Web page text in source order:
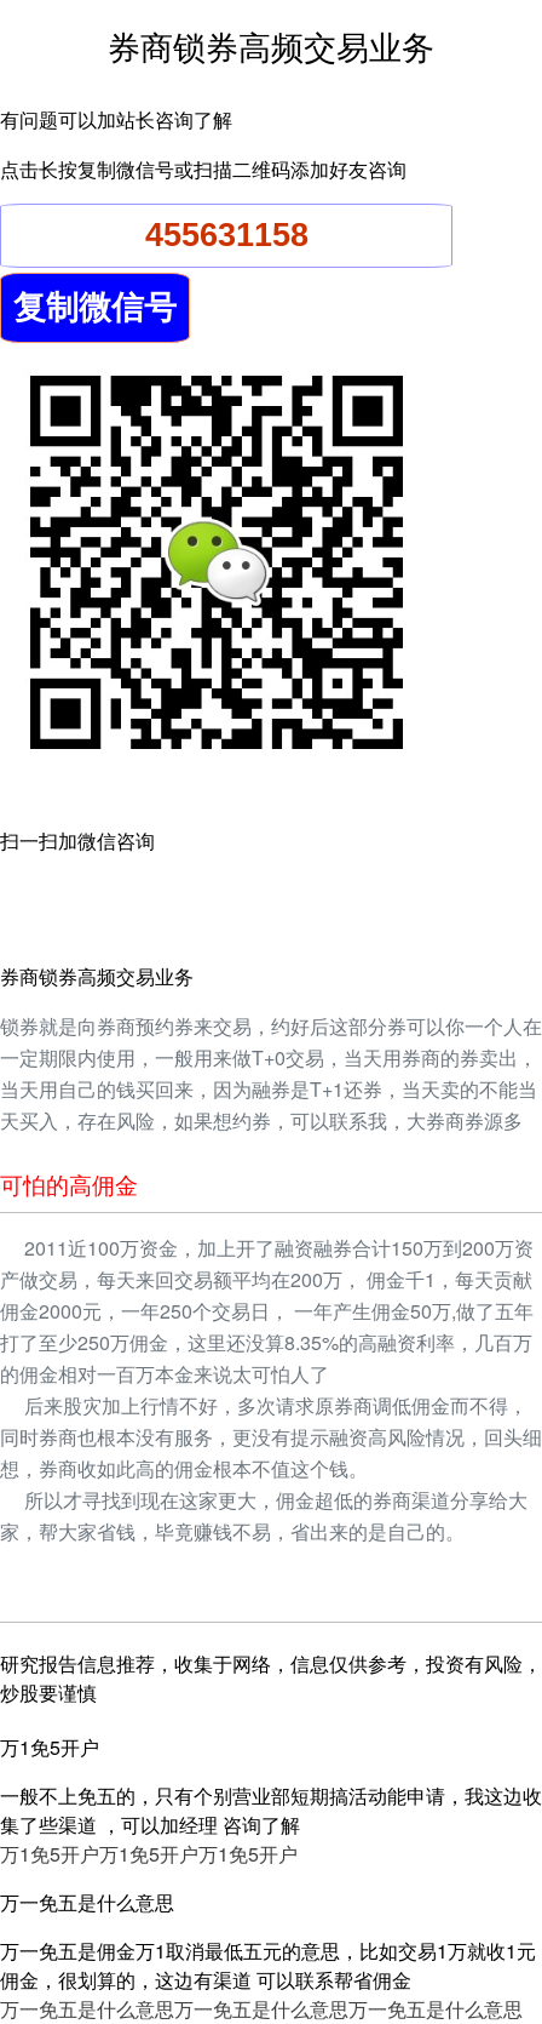
券商锁券高频交易业务
有问题可以加站长咨询了解
点击长按复制微信号或扫描二维码添加好友咨询
扫一扫加微信咨询
券商锁券高频交易业务
锁券就是向券商预约券来交易，约好后这部分券可以你一个人在
一定期限内使用，一般用来做T+0交易，当天用券商的券卖出，
当天用自己的钱买回来，因为融券是T+1还券，当天卖的不能当
天买入，存在风险，如果想约券，可以联系我，大券商券源多
可怕的高佣金
2011近100万资金，加上开了融资融券合计150万到200万资
产做交易，每天来回交易额平均在200万， 佣金千1，每天贡献
佣金2000元，一年250个交易日， 一年产生佣金50万,做了五年
打了至少250万佣金，这里还没算8.35%的高融资利率，几百万
的佣金相对一百万本金来说太可怕人了
后来股灾加上行情不好，多次请求原券商调低佣金而不得，
同时券商也根本没有服务，更没有提示融资高风险情况，回头细
想，券商收如此高的佣金根本不值这个钱。
所以才寻找到现在这家更大，佣金超低的券商渠道分享给大
家，帮大家省钱，毕竟赚钱不易，省出来的是自己的。
研究报告信息推荐，收集于网络，信息仅供参考，投资有风险，
炒股要谨慎
万1免5开户
一般不上免五的，只有个别营业部短期搞活动能申请，我这边收
集了些渠道 ，可以加经理 咨询了解
万1免5开户万1免5开户万1免5开户
万一免五是什么意思
万一免五是佣金万1取消最低五元的意思，比如交易1万就收1元
佣金，很划算的，这边有渠道 可以联系帮省佣金
万一免五是什么意思万一免五是什么意思万一免五是什么意思